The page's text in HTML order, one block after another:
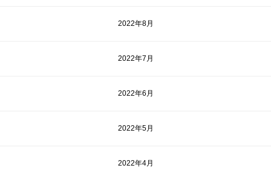
2022年8月
2022年7月
2022年6月
2022年5月
2022年4月